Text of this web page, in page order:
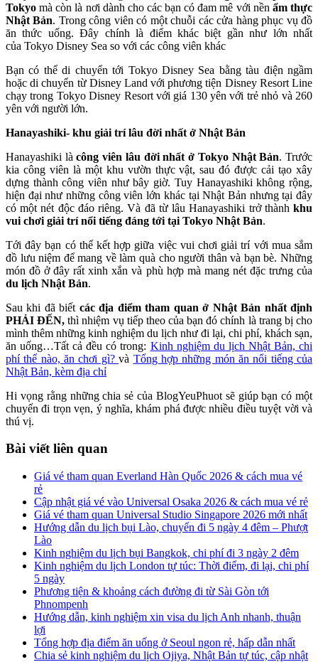
Tokyo mà còn là nơi dành cho các bạn có đam mê với nền ẩm thực
Nhật Bản. Trong công viên có một chuỗi các cửa hàng phục vụ đồ
ăn thức uống. Đây chính là điểm khác biệt gần như lớn nhất
của Tokyo Disney Sea so với các công viên khác
Bạn có thể di chuyển tới Tokyo Disney Sea bằng tàu điện ngầm
hoặc di chuyển từ Disney Land với phương tiện Disney Resort Line
chạy trong Tokyo Disney Resort với giá 130 yên với trẻ nhỏ và 260
yên với người lớn.
Hanayashiki- khu giải trí lâu đời nhất ở Nhật Bản
Hanayashiki làcông viên lâu đời nhất ở Tokyo Nhật Bản. Trước
kia công viên là một khu vườn thực vật, sau đó được cải tạo xây
dựng thành công viên như bây giờ. Tuy Hanayashiki không rộng,
hiện đại như những công viên lớn khác tại Nhật Bản nhưng tại đây
có một nét độc đáo riêng. Và đã từ lâu Hanayashiki trở thành khu
vui chơi giải trí nổi tiếng đáng tới tại Tokyo Nhật Bản.
Tới đây bạn có thể kết hợp giữa việc vui chơi giải trí với mua sắm
đồ lưu niệm để mang về làm quà cho người thân và bạn bè. Những
món đồ ở đây rất xinh xắn và phù hợp mà mang nét đặc trưng của
du lịch Nhật Bản.
Sau khi đã biết các địa điểm tham quan ở Nhật Bản nhất định
PHẢI ĐẾN,thì nhiệm vụ tiếp theo của bạn đó chính là trang bị cho
mình thêm những kinh nghiệm du lịch như đi lại, chi phí, khách sạn,
ăn uống…Tất cả đều có trong: Kinh nghiệm du lịch Nhật Bản, chi
phí thế nào, ăn chơi gì?và Tổng hợp những món ăn nổi tiếng của
Nhật Bản, kèm địa chỉ
Hi vọng rằng những chia sẻ của BlogYeuPhuot sẽ giúp bạn có một
chuyến đi trọn vẹn, ý nghĩa, khám phá được nhiều điều tuyệt vời và
thú vị.
Bài viết liên quan
Giá vé tham quan Everland Hàn Quốc 2026 & cách mua vé
rẻ
Cập nhật giá vé vào Universal Osaka 2026 & cách mua vé rẻ
Giá vé tham quan Universal Studio Singapore 2026 mới nhất
Hướng dẫn du lịch bụi Lào, chuyến đi 5 ngày 4 đêm – Phượt
Lào
Kinh nghiệm du lịch bụi Bangkok, chi phí đi 3 ngày 2 đêm
Kinh nghiệm du lịch London tự túc: Thời điểm, đi lại, chi phí
5 ngày
Phương tiện & khoảng cách đường đi từ Sài Gòn tới
Phnompenh
Hướng dẫn, kinh nghiệm xin visa du lịch Anh nhanh, thuận
lợi
Tổng hợp địa điểm ăn uống ở Seoul ngon rẻ, hấp dẫn nhất
Chia sẻ kinh nghiệm du lịch Ojiya, Nhật Bản tự túc, cập nhật